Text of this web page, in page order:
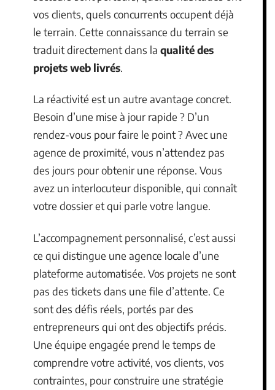
vos clients, quels concurrents occupent déjà
le terrain. Cette connaissance du terrain se
traduit directement dans la qualité des
projets web livrés.
La réactivité est un autre avantage concret.
Besoin d’une mise à jour rapide ? D’un
rendez-vous pour faire le point ? Avec une
agence de proximité, vous n’attendez pas
des jours pour obtenir une réponse. Vous
avez un interlocuteur disponible, qui connaît
votre dossier et qui parle votre langue.
L’accompagnement personnalisé, c’est aussi
ce qui distingue une agence locale d’une
plateforme automatisée. Vos projets ne sont
pas des tickets dans une file d’attente. Ce
sont des défis réels, portés par des
entrepreneurs qui ont des objectifs précis.
Une équipe engagée prend le temps de
comprendre votre activité, vos clients, vos
contraintes, pour construire une stratégie